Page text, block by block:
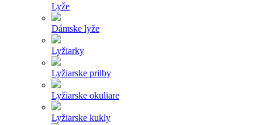
Lyže
Dámske lyže
Lyžiarky
Lyžiarske prilby
Lyžiarske okuliare
Lyžiarske kukly